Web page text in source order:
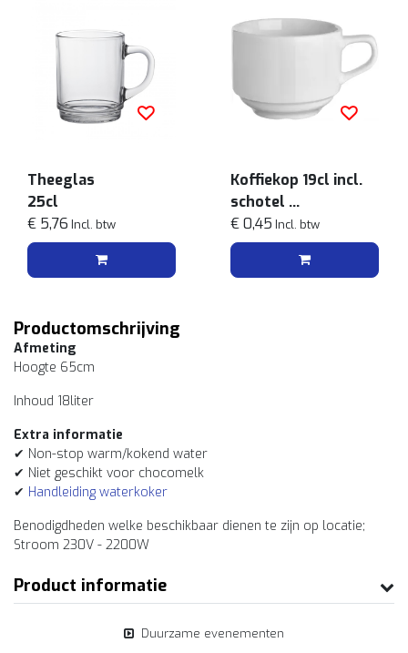
Theeglas
25cl
€ 5,76 Incl. btw
Koffiekop 19cl incl.
schotel
Wit
€ 0,45 Incl. btw
Productomschrijving
Afmeting
Hoogte 65cm
Inhoud 18liter
Extra informatie
✔ Non-stop warm/kokend water
✔ Niet geschikt voor chocomelk
✔ Handleiding waterkoker
Benodigdheden welke beschikbaar dienen te zijn op locatie;
Stroom 230V - 2200W
Product informatie
Duurzame evenementen